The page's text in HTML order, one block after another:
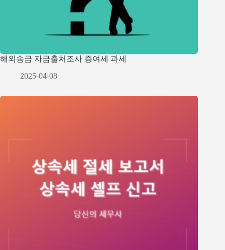
해외송금 자금출처조사 증여세 과세
2025-04-08